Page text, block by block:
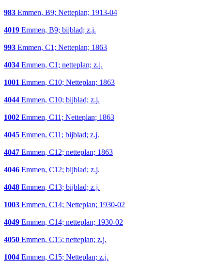
983 Emmen, B9; Netteplan; 1913-04
4019 Emmen, B9; bijblad; z.j.
993 Emmen, C1; Netteplan; 1863
4034 Emmen, C1; netteplan; z.j.
1001 Emmen, C10; Netteplan; 1863
4044 Emmen, C10; bijblad; z.j.
1002 Emmen, C11; Netteplan; 1863
4045 Emmen, C11; bijblad; z.j.
4047 Emmen, C12; netteplan; 1863
4046 Emmen, C12; bijblad; z.j.
4048 Emmen, C13; bijblad; z.j.
1003 Emmen, C14; Netteplan; 1930-02
4049 Emmen, C14; netteplan; 1930-02
4050 Emmen, C15; netteplan; z.j.
1004 Emmen, C15; Netteplan; z.j.